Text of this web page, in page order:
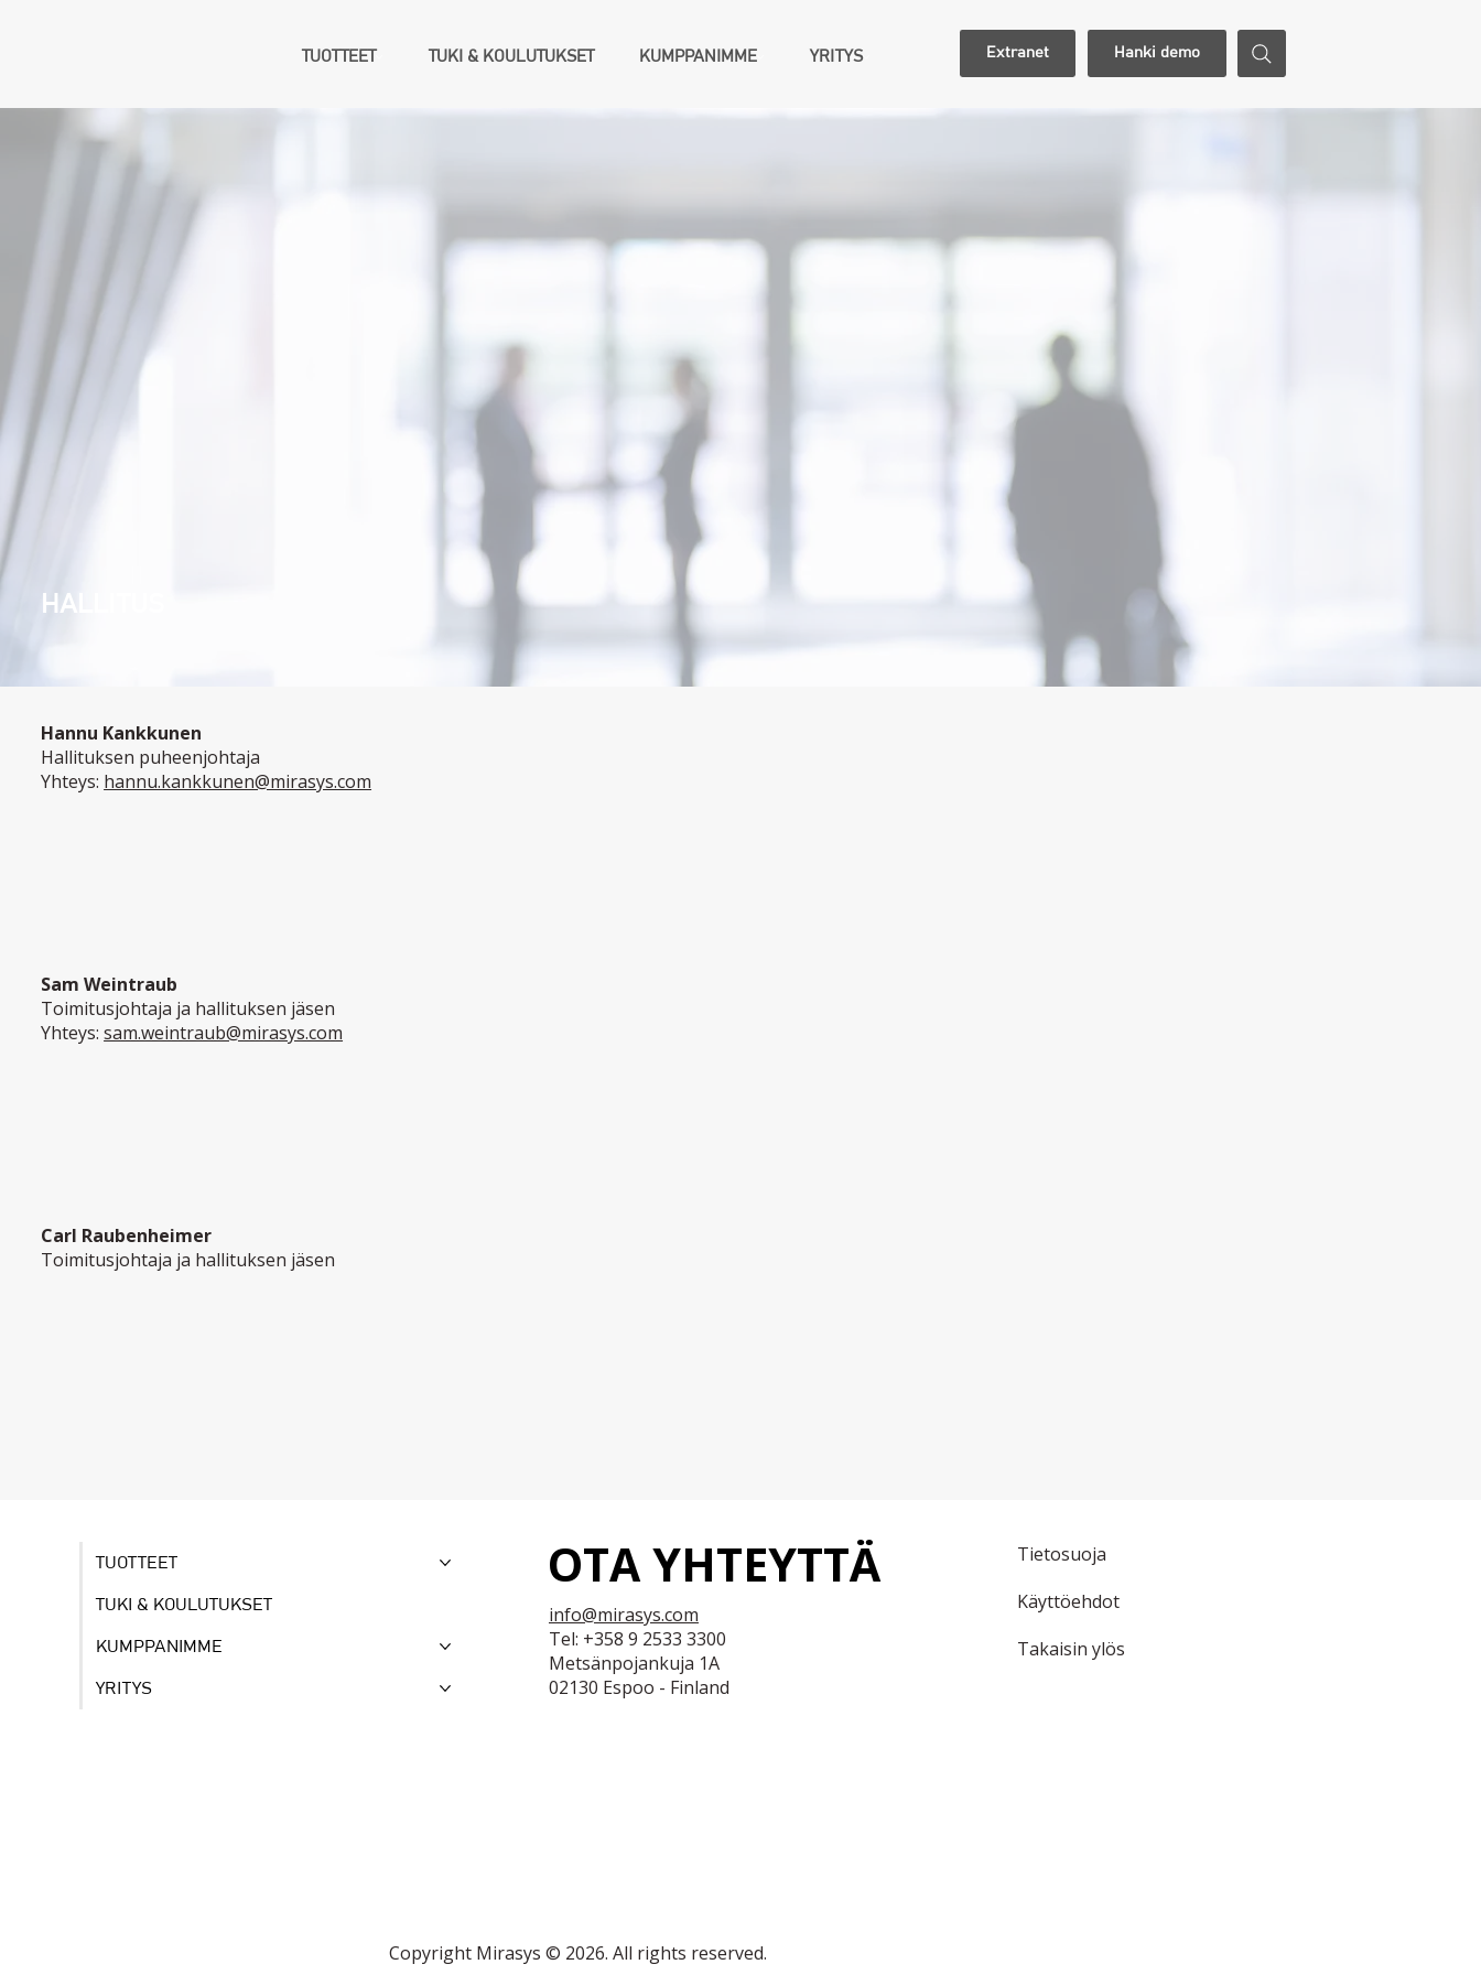
TUOTTEET TUKI & KOULUTUKSET KUMPPANIMME YRITYS Extranet Hanki demo
HALLITUS
Hannu Kankkunen
Hallituksen puheenjohtaja
Yhteys: hannu.kankkunen@mirasys.com
Sam Weintraub
Toimitusjohtaja ja hallituksen jäsen
Yhteys:sam.weintraub@mirasys.com
Carl Raubenheimer
Toimitusjohtaja ja hallituksen jäsen
TUOTTEET
TUKI & KOULUTUKSET
KUMPPANIMME
YRITYS
OTA YHTEYTTÄ
info@mirasys.com
Tel: +358 9 2533 3300
Metsänpojankuja 1A
02130 Espoo - Finland
Tietosuoja
Käyttöehdot
Takaisin ylös
Copyright Mirasys © 2026. All rights reserved.